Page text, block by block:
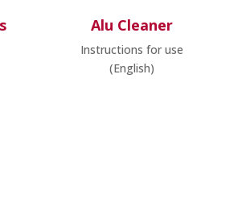
Alu Cleaner
Instructions for use
(English)